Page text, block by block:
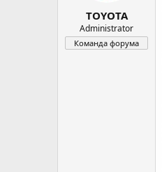
л
а
TOYOTA
Administrator
Команда форума